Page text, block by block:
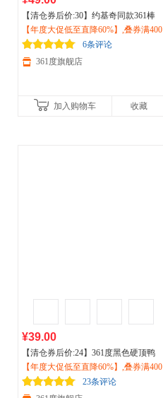
【清仓券后价:30】约基奇同款361棒
球帽2026遮阳棒球帽休闲鸭舌帽硬顶
运动帽512532001
【年度大促低至直降60%】,叠券满400
减150/600减230,立即抢购！
6条评论
361度旗舰店
加入购物车 收藏
¥39.00
【清仓券后价:24】361度黑色硬顶鸭
舌帽女子夏季大头围帽子棒球帽遮阳
韩版帽子男潮512422018
【年度大促低至直降60%】,叠券满400
减150/600减230,立即抢购！
23条评论